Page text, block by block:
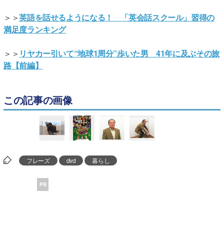
＞＞英語を話せるようになる！ 「英会話スクール」習得の
満足度ランキング
＞＞ リヤカー引いて“地球1周分”歩いた男 41年に及ぶその旅
路【前編】
この記事の画像
フレーズ dvd 暮らし
PR